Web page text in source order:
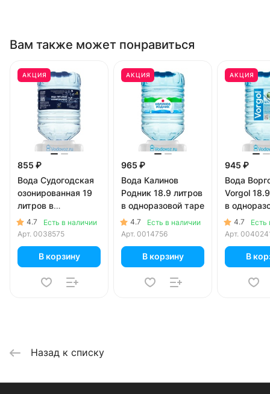
Вам также может понравиться
АКЦИЯ
855 ₽
Вода Судогодская
озонированная 19
литров в
одноразовой таре
4.7
Есть в наличии
Арт. 0038575
В корзину
АКЦИЯ
965 ₽
Вода Калинов
Родник 18.9 литров
в одноразовой таре
4.7
Есть в наличии
Арт. 0014756
В корзину
АКЦИЯ
945 ₽
Вода
Vorgol
в
4.7
Есть
Арт.
В
Назад к списку